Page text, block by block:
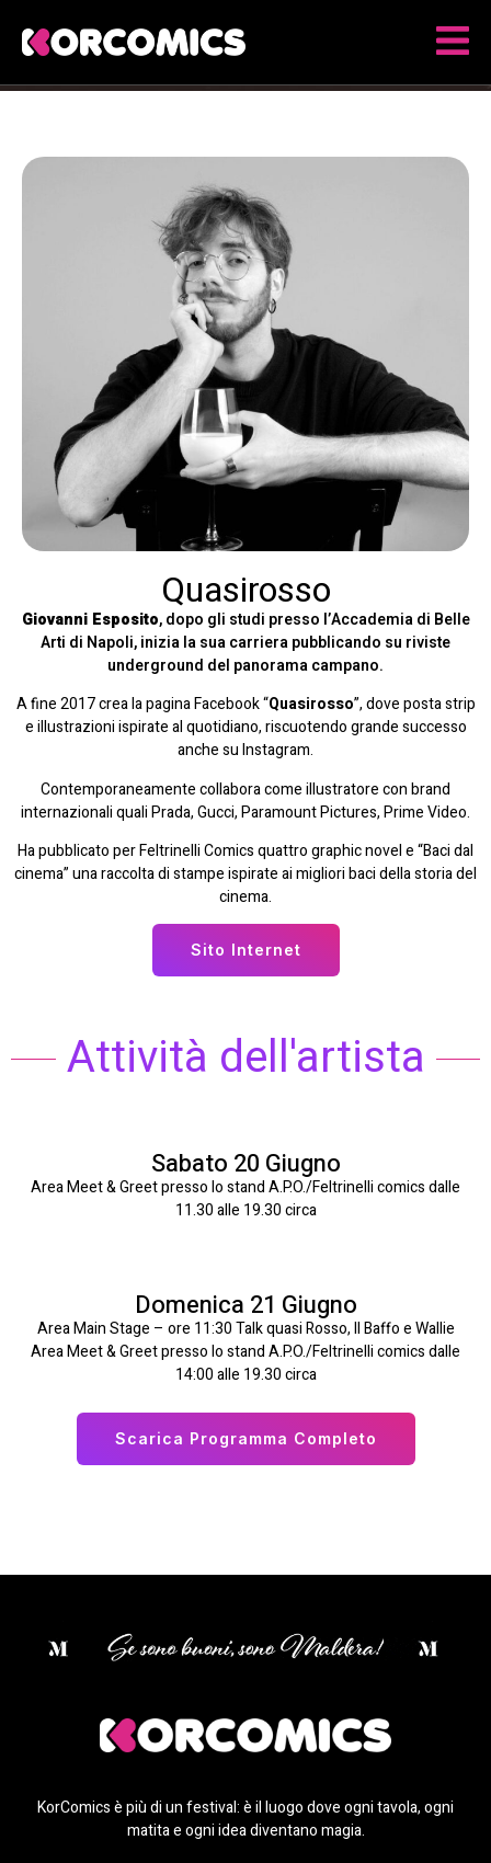
Quasirosso
Giovanni Esposito, dopo gli studi presso l’Accademia di Belle
Arti di Napoli, inizia la sua carriera pubblicando su riviste
underground del panorama campano.
A fine 2017 crea la pagina Facebook “Quasirosso”, dove posta strip
e illustrazioni ispirate al quotidiano, riscuotendo grande successo
anche su Instagram.
Contemporaneamente collabora come illustratore con brand
internazionali quali Prada, Gucci, Paramount Pictures, Prime Video.
Ha pubblicato per Feltrinelli Comics quattro graphic novel e “Baci dal
cinema” una raccolta di stampe ispirate ai migliori baci della storia del
cinema.
Sito Internet
Attività dell'artista
Sabato 20 Giugno
Area Meet & Greet presso lo stand A.P.O./Feltrinelli comics dalle
11.30 alle 19.30 circa
Domenica 21 Giugno
Area Main Stage – ore 11:30 Talk quasi Rosso, Il Baffo e Wallie
Area Meet & Greet presso lo stand A.P.O./Feltrinelli comics dalle
14:00 alle 19.30 circa
Scarica Programma Completo
KorComics è più di un festival: è il luogo dove ogni tavola, ogni
matita e ogni idea diventano magia.